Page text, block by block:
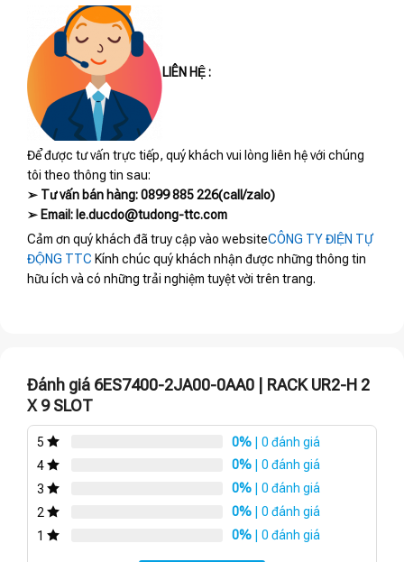
LIÊN HỆ :
Để được tư vấn trực tiếp, quý khách vui lòng liên hệ với chúng
tôi theo thông tin sau:
➢ Tư vấn bán hàng: 0899 885 226(call/zalo)
➢ Email: le.ducdo@tudong-ttc.com
Cảm ơn quý khách đã truy cập vào websiteCÔNG TY ĐIỆN TỰ
ĐỘNG TTC Kính chúc quý khách nhận được những thông tin
hữu ích và có những trải nghiệm tuyệt vời trên trang.
Đánh giá 6ES7400-2JA00-0AA0 | RACK UR2-H 2
X 9 SLOT
5 0% | 0 đánh giá
4
0% | 0 đánh giá
3
0% | 0 đánh giá
2
0% | 0 đánh giá
1
0% | 0 đánh giá